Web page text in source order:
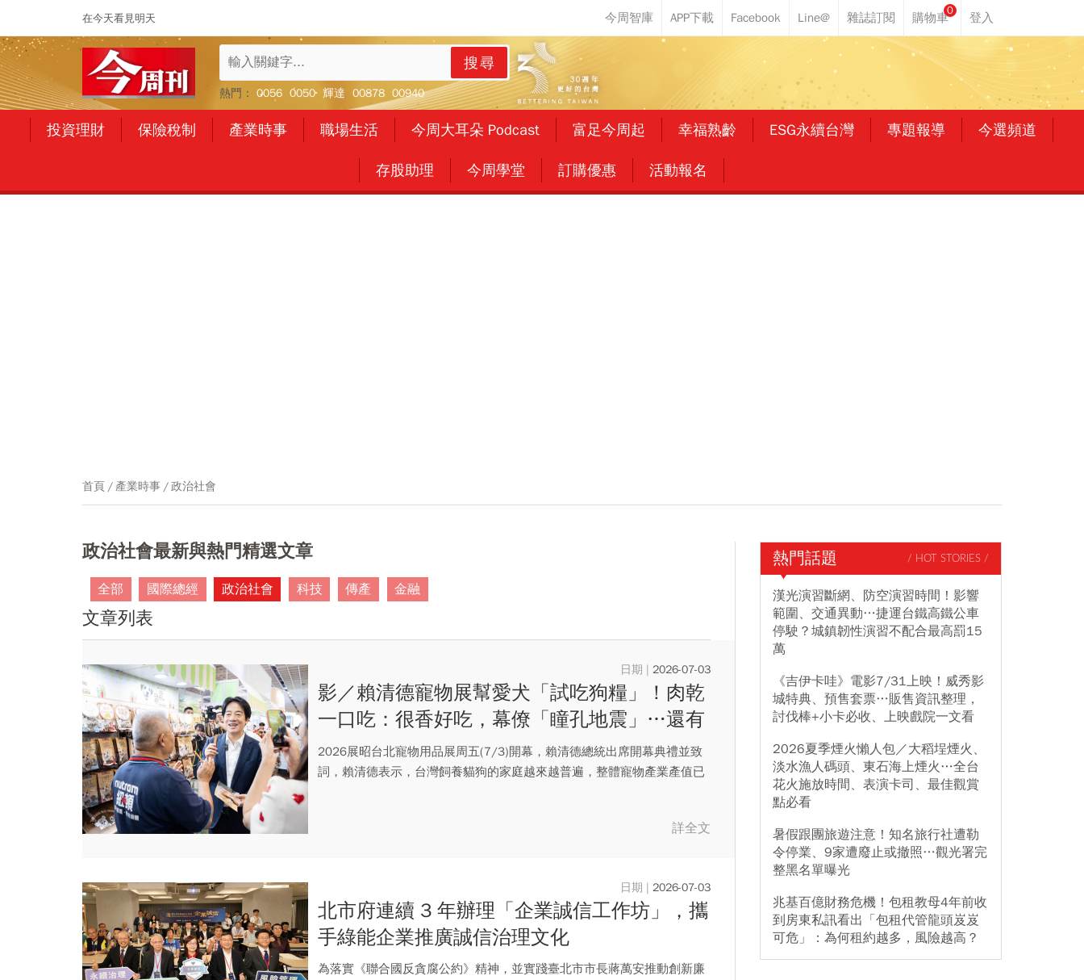
在今天看見明天
0
搜尋
熱門： 0056 0050 輝達 00878 00940
投資理財 保險稅制 產業時事 職場生活 今周大耳朵 Podcast 富足今周起 幸福熟齡 ESG永續台灣 專題報導 今選頻道
存股助理 今周學堂 訂購優惠 活動報名
首頁 產業時事 政治社會
政治社會最新與熱門精選文章
全部 國際總經 政治社會 科技 傳產 金融
文章列表
2026-07-03
影／賴清德寵物展幫愛犬「試吃狗糧」！肉乾
一口吃：很香好吃，幕僚「瞳孔地震」…還有
一動作網讚人品高
2026展昭台北寵物用品展周五(7/3)開幕，賴清德總統出席開幕典禮並致
詞，賴清德表示，台灣飼養貓狗的家庭越來越普遍，整體寵物產業產值已
詳全文
2026-07-03
北市府連續 3 年辦理「企業誠信工作坊」，攜
手綠能企業推廣誠信治理文化
為落實《聯合國反貪腐公約》精神，並實踐臺北市市長蔣萬安推動創新廉
熱門話題 / HOT STORIES /
漢光演習斷網、防空演習時間！影響
範圍、交通異動…捷運台鐵高鐵公車
停駛？城鎮韌性演習不配合最高罰15
萬
《吉伊卡哇》電影7/31上映！威秀影
城特典、預售套票…販售資訊整理，
討伐棒+小卡必收、上映戲院一文看
2026夏季煙火懶人包／大稻埕煙火、
淡水漁人碼頭、東石海上煙火…全台
花火施放時間、表演卡司、最佳觀賞
點必看
暑假跟團旅遊注意！知名旅行社遭勒
令停業、9家遭廢止或撤照…觀光署完
整黑名單曝光
兆基百億財務危機！包租教母4年前收
到房東私訊看出「包租代管龍頭岌岌
可危」：為何租約越多，風險越高？